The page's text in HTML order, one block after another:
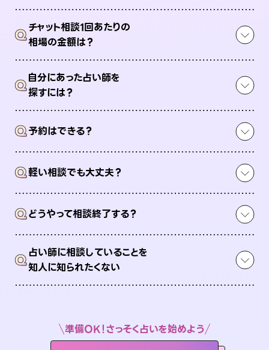
Qチャット相談1回あたりの
相場の金額は？
Q自分にあった占い師を
探すには？
Q予約はできる？
Q軽い相談でも大丈夫？
Qどうやって相談終了する？
Q占い師に相談していることを
知人に知られたくない
準備OK！さっそく占いを始めよう